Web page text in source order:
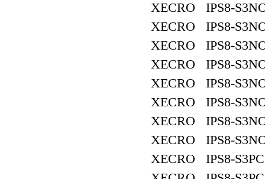
XECRO IPS8-
XECRO IPS8-
XECRO IPS8-
XECRO IPS8-
XECRO IPS8-
XECRO IPS8-
XECRO IPS8-
XECRO IPS8-
XECRO IPS8-